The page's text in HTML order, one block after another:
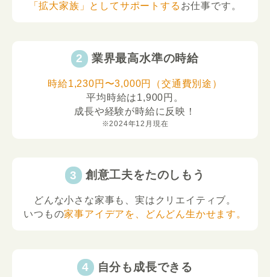
「拡大家族」としてサポートする お仕事です。
業界最高水準の時給
時給1,230円〜3,000円（交通費別途）
平均時給は1,900円。
成長や経験が時給に反映！
※2024年12月現在
創意工夫をたのしもう
どんな小さな家事も、実はクリエイティブ。
いつもの家事アイデアを、どんどん生かせます。
自分も成長できる